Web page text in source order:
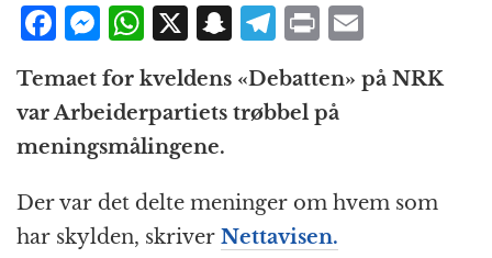
F
c
e
b
o
o
M
e
ss
e
n
g
e
W
h
at
s
A
p
p
X S
n
a
p
h
at
T
el
e
g
a
m
P
n
t
m
ai
Temaet for kveldens «Debatten» på NRK
var Arbeiderpartiets trøbbel på
meningsmålingene.
Der var det delte meninger om hvem som
har skylden, skriver Nettavisen.